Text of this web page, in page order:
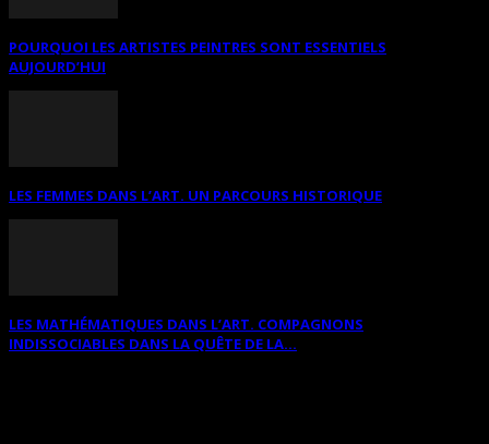
POURQUOI LES ARTISTES PEINTRES SONT ESSENTIELS
AUJOURD’HUI
LES FEMMES DANS L’ART. UN PARCOURS HISTORIQUE
LES MATHÉMATIQUES DANS L’ART. COMPAGNONS
INDISSOCIABLES DANS LA QUÊTE DE LA...